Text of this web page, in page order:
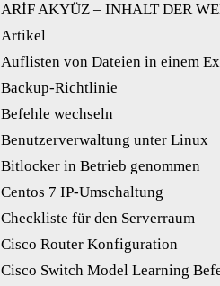
ARİF AKYÜZ – INHALT DER
Artikel
Auflisten von Dateien in einem
Backup-Richtlinie
Befehle wechseln
Benutzerverwaltung unter Linux
Bitlocker in Betrieb genommen
Centos 7 IP-Umschaltung
Checkliste für den Serverraum
Cisco Router Konfiguration
Cisco Switch Model Learning